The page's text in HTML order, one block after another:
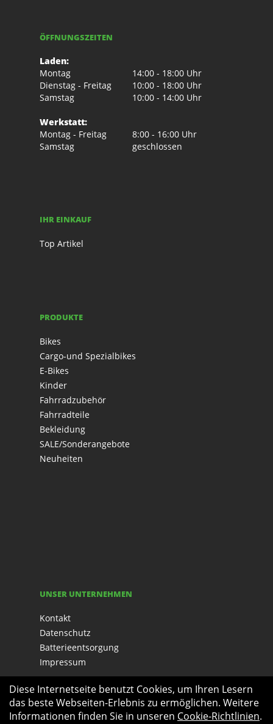
ÖFFNUNGSZEITEN
Laden:
Montag
14:00 - 18:00 Uhr
Dienstag - Freitag
10:00 - 18:00 Uhr
Samstag
10:00 - 14:00 Uhr
Werkstatt:
Montag - Freitag
8:00 - 16:00 Uhr
Samstag
geschlossen
IHR EINKAUF
Top Artikel
PRODUKTE
Bikes
Cargo-und Spezialbikes
E-Bikes
Kinder
Fahrradzubehör
Fahrradteile
Bekleidung
SALE/Sonderangebote
Neuheiten
UNSER UNTERNEHMEN
Kontakt
Datenschutz
Batterieentsorgung
Impressum
Diese Internetseite benutzt Cookies, um Ihren Lesern
das beste Webseiten-Erlebnis zu ermöglichen. Weitere
Informationen finden Sie in unseren Cookie-Richtlinien.